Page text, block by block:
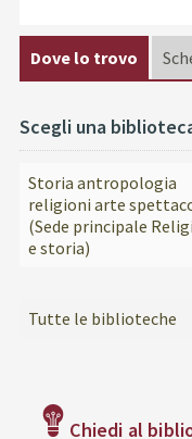
Dove lo trovo
Scegli una
Storia antropologia
religioni arte
(Sede principale
e storia)
Tutte le biblioteche
Chiedi al